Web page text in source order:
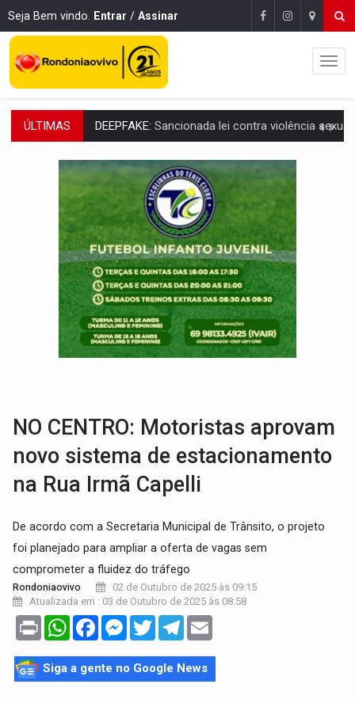
Seja Bem vindo. Entrar / Assinar
ÚLTIMAS COLEGIADO:Brasil e Rússia discutem energia nuclear, defesa e
URGENTE:Colisão entre caminhão e carro deixa quatro mortos e um em
ENCONTRO:Amazônia Negra ganha projeção nacional com participação de
PREVISÃO:Porto Velho tem chances de chuvas isoladas nesta
SINDICATOS UNIDOS:Assembleia Geral delibera greve da educação
PROCESSO SELETIVO:Rondoniaovivo abre oficina de Comunicação com
AGOSTO LILÁS:MPRO lança de portal e promove reflexão sobre trajetória da
REGULARIZAÇÃO:Refis 2026 segue até o fim do ano para
NO CENTRO: Motoristas aprovam
novo sistema de estacionamento
na Rua Irmã Capelli
De acordo com a Secretaria Municipal de Trânsito, o projeto
foi planejado para ampliar a oferta de vagas sem
comprometer a fluidez do tráfego
Rondoniaovivo
02 de Outubro de 2025 às 09:15
Atualizada em : 03 de Outubro de 2025 às 08:58
Print WhatsAppFacebookMessenger
TwitterTelegram
Siga a gente no Google News